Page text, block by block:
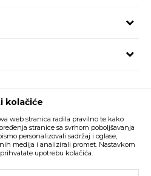
u opisu proizvoda, prikazu slika i samih
da su sve informacije kompletne i bez
su dio naše ponude i ne podrazumijeva da
robe možete provjeriti pozivom
kolačiće
web stranica radila pravilno te kako
stranice sa svrhom poboljšavanja
personalizovali sadržaj i oglase,
medija i analizirali promet. Nastavkom
upotrebu kolačića.